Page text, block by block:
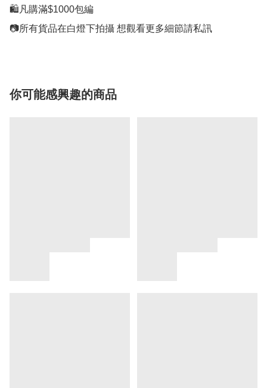
🛍凡購滿$1000包編
📷所有貨品在白燈下拍攝 想觀看更多細節請私訊
你可能感興趣的商品